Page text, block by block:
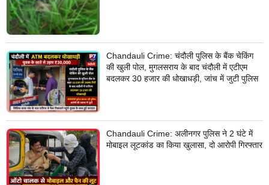
Chandauli Crime: चंदौली पुलिस के बैंक चेकिंग
की खुली पोल, मुगलसराय के बाद चंदौली में एटीएम
बदलकर 30 हजार की धोखाधड़ी, जांच में जुटी पुलिस
Chandauli Crime: अलीनगर पुलिस ने 2 घंटे में
मोबाइल लूटकांड का किया खुलासा, दो आरोपी गिरफ्तार